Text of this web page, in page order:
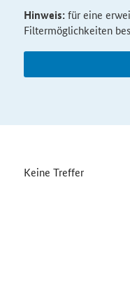
Hinweis:für eine
Filtermöglichkeiten
Keine Treffer